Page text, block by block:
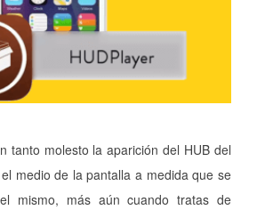
tanto molesto la aparición del HUB del
medio de la pantalla a medida que se
mismo, más aún cuando tratas de